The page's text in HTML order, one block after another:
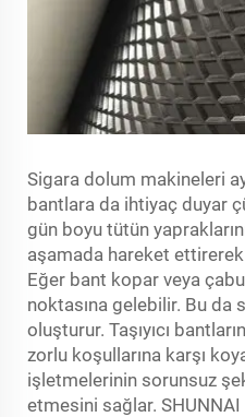
Sigara dolum makineleri
bantlara da ihtiyaç duyar
gün boyu tütün
aşamada hareket
Eğer bant kopar veya
noktasına gelebilir. Bu da
oluşturur. Taşıyıcı
zorlu koşullarına karşı
işletmelerinin sorunsuz
etmesini sağlar. SHUNNAI